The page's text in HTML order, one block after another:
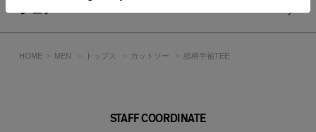
天竺編みならではの程よい伸縮性があり、快適に着用いただけ
ます。
すが、加工の特性です。
シェア
HOME MEN トップス カットソー 総柄半袖TEE
STAFF COORDINATE